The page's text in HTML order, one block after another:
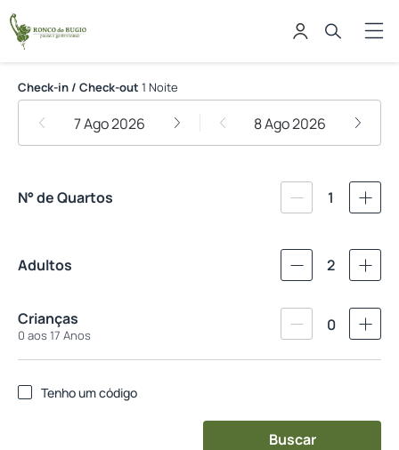
Pousada Ronco do Bugio
Check-in / Check-out 1 Noite
7 Ago 2026 8 Ago 2026
N° de Quartos 1
Adultos 2
Crianças
0 aos 17 Anos
0
Tenho um código
Buscar